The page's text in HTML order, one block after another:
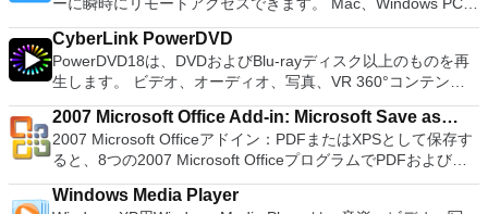
限のメモリーカード：好きなだけメモリーカードを保存でき、
8MBから64MBまでの単一の物理カードに制限されなくなりま
した。 高解像度グラフィックス：PCSX2を使用すると、
1080pまたは4K HDでゲームをプレイできます。 全体とし
ゲームを高い精度でエミュレートでき、Windowsとエミュレ
ーターを切り替えることができます。欠点は、高速ゲームに苦
労し、時々フリーズまたはクラッシュすることです。* PCSX2
を使用するには、コンソールから抽出できるPlaystation 2
BIOSが必要です。
す：Arch Linux、Archbang、BartPE / pebuilder、CentOS、
Damn Small Linux、Fedora、FreeDOS、Gentoo、
gNewSense、Hiren&#39;s Boot CD、LiveXP、Knoppix、
Kubuntu、Linux Mint、NT Password Registry Editor、
OpenSUSE、Parted Magic、Slackware、Tails、Trinity
Rescue Kit、Ubuntu、Ultimate Boot CD、Windows XP（SP2
以降）、Windows Server 2003 R2、Windows Vista、
Windows 7、Windows 8。 *このリストは完全ではありませ
ア語、マレーシア語、セシュティナ、ダンスク、ドイツ語、英
French, German, Spanish, Portuguese,Russian and Polish
languages. To switch between languages requires only a
single click! Despite being a free suite, WPS Office comes
with many innovative features, such as the paragraph
adjustment tool and multiple tabbed feature. It also has a PDF
converter, spell check and word count feature. WPS Office
2016 Personal Edition supports switching language UI,File
Roaming and Docer online templates. Key features include:
Writer Efficient word processor. Presentation Multimedia
presentations creator. Spreadsheets Powerful tool for data
またはLinuxマシン、世界中のどこからでも。 VNC Viewerを
使用すると、コンピューターのデスクトップを表示したり、コ
ンピューターの前に直接座っているかのようにマウスとキーボ
ードを制御したりできます。 VNC Viewerは、インストールと
使用が簡単です。制御したいデバイスでインストーラーを実行
し、指示に従ってください。オプションで、Windowsでのリ
モート展開に使用可能なMSIがあります。デスクトッププラッ
トフォームにVNC Viewerをインストールする権限がない場合
は、スタンドアロンオプションを選択する必要があります。
主な機能は次のとおりです。 クラウドサービスを介してVNC
CyberLink PowerDVD
PowerDVD18は、DVDおよびBlu-rayディスク以上のものを再
生します。 ビデオ、オーディオ、写真、VR 360°コンテン
ツ、さらにはYouTubeやVimeoにとっても、PowerDVD18は重
要なエンターテイメントの仲間です。 Ultra HD HDR TVとサ
ラウンドサウンドシステムの可能性を解き放ち、360°ビデオ
の増え続けるコレクションへのアクセスで仮想世界に没頭する
か、PCまたはラップトップでの比類のない再生サポートと独
自の強化により、どこにいても簡単にリラックスできます。
2007 Microsoft Office Add-in: Microsoft Save as
PDF or XPS
2007 Microsoft Officeアドイン：PDFまたはXPSとして保存す
ると、8つの2007 Microsoft OfficeプログラムでPDFおよび
XPS形式にエクスポートして保存できます。このツールを使用
すると、これらのプログラムのサブセットでPDF形式および
Windows Media Player